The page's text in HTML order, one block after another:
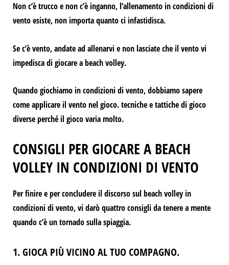
Non c’è trucco e non c’è inganno, l’allenamento in condizioni di
vento esiste, non importa quanto ci infastidisca.
Se c’è vento, andate ad allenarvi e non lasciate che il vento vi
impedisca di giocare a beach volley.
Quando giochiamo in condizioni di vento, dobbiamo sapere
come applicare il vento nel gioco.tecniche e tattiche di gioco
diverse perché il gioco varia molto.
CONSIGLI PER GIOCARE A BEACH
VOLLEY IN CONDIZIONI DI VENTO
Per finire e per concludere il discorso sul beach volley in
condizioni di vento, vi darò quattro consigli da tenere a mente
quando c’è un tornado sulla spiaggia.
1. GIOCA PIÙ VICINO AL TUO COMPAGNO.